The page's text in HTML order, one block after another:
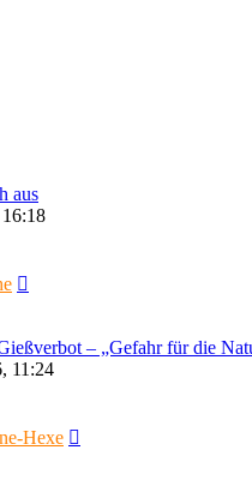
aus
– „Gefahr für die
11:24
Hexe